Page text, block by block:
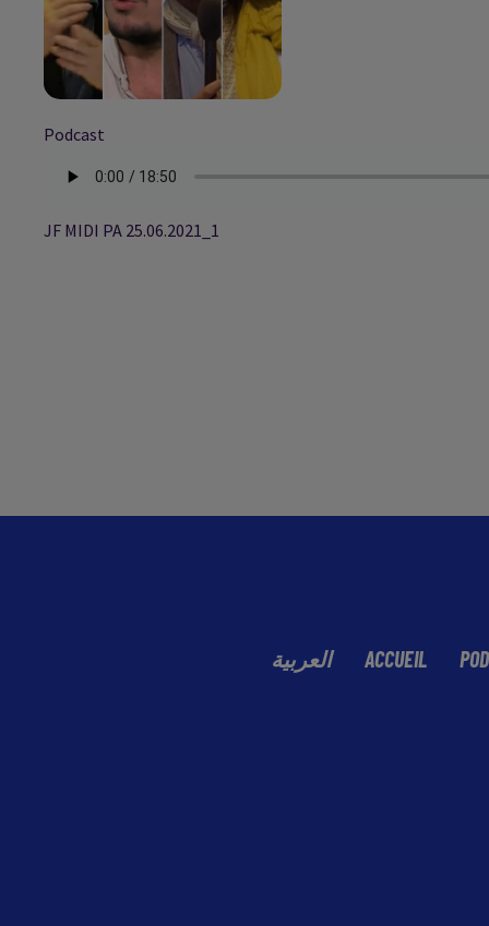
Podcast
JF MIDI PA 25.06.2021_1
العربية ACCUEIL